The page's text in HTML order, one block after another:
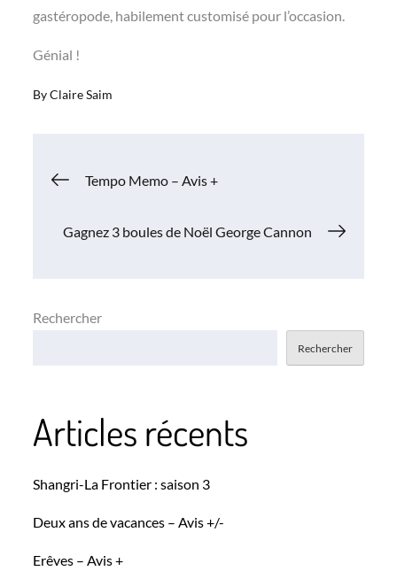
gastéropode, habilement customisé pour l’occasion.
Génial !
ByClaire Saim
Navigation
de
Tempo Memo – Avis +
Gagnez 3 boules de Noël George Cannon
Rechercher
Rechercher
Articles récents
Shangri-La Frontier : saison 3
Deux ans de vacances – Avis +/-
Erêves – Avis +